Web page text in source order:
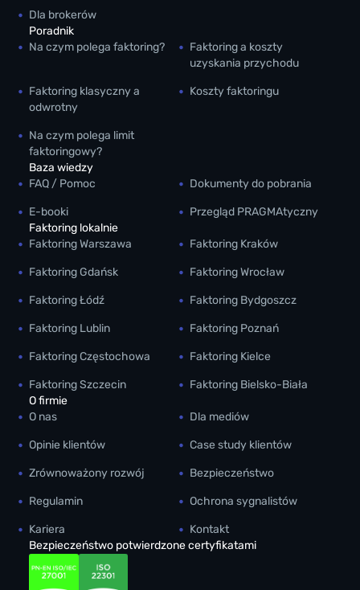
Dla brokerów
Poradnik
Na czym polega faktoring?
Faktoring a koszty
uzyskania przychodu
Faktoring klasyczny a
odwrotny
Koszty faktoringu
Na czym polega limit
faktoringowy?
Baza wiedzy
FAQ / Pomoc
Dokumenty do pobrania
E-booki
Przegląd PRAGMAtyczny
Faktoring lokalnie
Faktoring Warszawa
Faktoring Kraków
Faktoring Gdańsk Faktoring Wrocław
Faktoring Łódź Faktoring Bydgoszcz
Faktoring Lublin Faktoring Poznań
Faktoring Częstochowa Faktoring Kielce
Faktoring Szczecin
Faktoring Bielsko-Biała
O firmie
O nas
Dla mediów
Opinie klientów Case study klientów
Zrównoważony rozwój Bezpieczeństwo
Regulamin Ochrona sygnalistów
Kariera
Kontakt
Bezpieczeństwo potwierdzone certyfikatami